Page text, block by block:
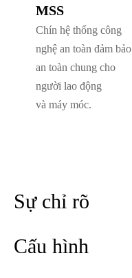
MSS
Chín hệ thống công
nghệ an toàn đảm bảo
an toàn chung cho
người lao động
và máy móc.
Sự chỉ rõ
Cấu hình